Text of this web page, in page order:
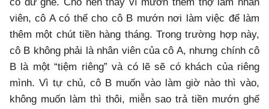
viên, cô A có thể cho cô B mướn nơi làm việc để làm
thêm một chút tiền hàng tháng. Trong trường hợp này,
cô B không phải là nhân viên của cô A, nhưng chính cô
B là một “tiệm riêng” và có lẽ sẽ có khách của riêng
mình. Vì tự chủ, cô B muốn vào làm giờ nào thì vào,
không muốn làm thì thôi, miễn sao trả tiền mướn ghế